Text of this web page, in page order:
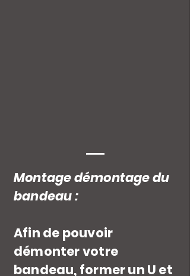
Montage démontage du
bandeau :
Afin de pouvoir
démonter votre
bandeau, former un U et